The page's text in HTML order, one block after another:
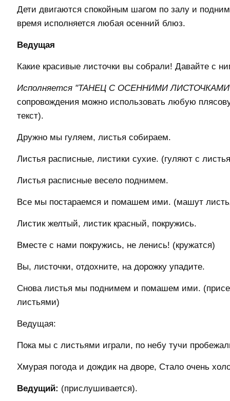
Дети двигаются спокойным шагом по залу и
время исполняется любая осенний блюз.
Ведущая
Какие красивые листочки вы собрали! Давайте с
Исполняется "ТАНЕЦ С ОСЕННИМИ
сопровождения можно использовать любую
текст).
Дружно мы гуляем, листья собираем.
Листья расписные, листики сухие. (гуляют с
Листья расписные весело поднимем.
Все мы постараемся и помашем ими. (машут
Листик желтый, листик красный, покружись.
Вместе с нами покружись, не ленись! (кружатся)
Вы, листочки, отдохните, на дорожку упадите.
Снова листья мы поднимем и помашем ими.
листьями)
Ведущая:
Пока мы с листьями играли, по небу тучи
Хмурая погода и дождик на дворе, Стало очень
Ведущий: (прислушивается).